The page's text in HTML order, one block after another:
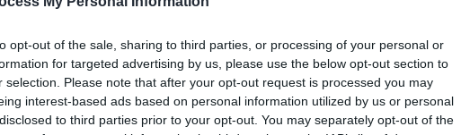
opt-out of the sale, sharing to third parties, or processing of your personal or
for targeted advertising by us, please use the below opt-out section to
selection. Please note that after your opt-out request is processed you may
interest-based ads based on personal information utilized by us or personal
to third parties prior to your opt-out. You may separately opt-out of the